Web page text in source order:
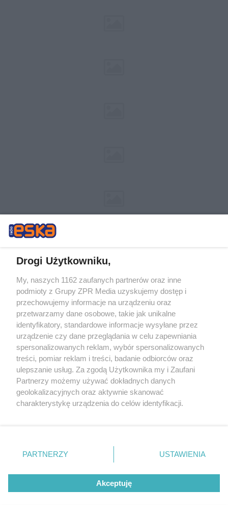
Żaden utwór zamieszczony w serwisie nie może być powielany i
rozpowszechniany lub dalej rozpowszechniany w jakikolwiek sposób (w
tym także elektroniczny lub mechaniczny) na jakimkolwiek polu
eksploatacji w jakiejkolwiek formie, włącznie z umieszczaniem w
Internecie bez pisemnej zgody właściciela praw. Jakiekolwiek użycie lub
wykorzystanie utworów w całości lub w części z naruszeniem prawa,
tzn. bez właściwej zgody, jest zabronione pod groźbą kary i może być
ścigane prawnie.
© 2026 Grupa ZPR Media
Drogi Użytkowniku,
My, naszych 1162 zaufanych partnerów oraz inne
podmioty z Grupy ZPR Media uzyskujemy dostęp i
przechowujemy informacje na urządzeniu oraz
przetwarzamy dane osobowe, takie jak unikalne
identyfikatory, standardowe informacje wysyłane przez
urządzenie czy dane przeglądania w celu zapewniania
spersonalizowanych reklam, wybór spersonalizowanych
treści, pomiar reklam i treści, badanie odbiorców oraz
ulepszanie usług. Za zgodą Użytkownika my i Zaufani
Partnerzy możemy używać dokładnych danych
geolokalizacyjnych oraz aktywnie skanować
charakterystykę urządzenia do celów identyfikacji.
zmienić/wycofać klikając przycisk ustawień prywatności
znajdujący się w lewym dolnym rogu strony
rodzaje przetwarzania danych nie wymagają zgody
użytkownika, ale masz prawo sprzeciwić się takiemu
przetwarzaniu. Preferencje będą miały zastosowanie tylko
PARTNERZY USTAWIENIA
Akceptuję